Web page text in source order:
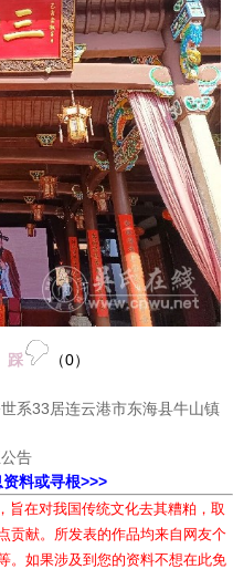
踩 （0）
系33居连云港市东海县牛山镇
告
料或寻根>>>
旨在对我国传统文化去其糟粕，取
贡献。所发表的作品均来自网友个
。如果涉及到您的资料不想在此免